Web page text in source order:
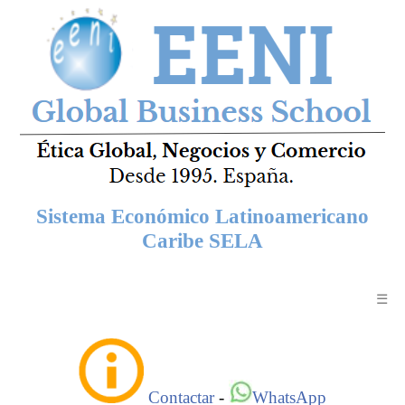
Sistema Económico Latinoamericano
Caribe SELA
☰
Contactar- WhatsApp